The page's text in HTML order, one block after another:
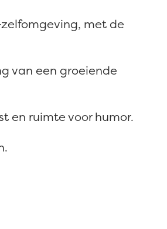
met de
van een groeiende
en ruimte voor humor.